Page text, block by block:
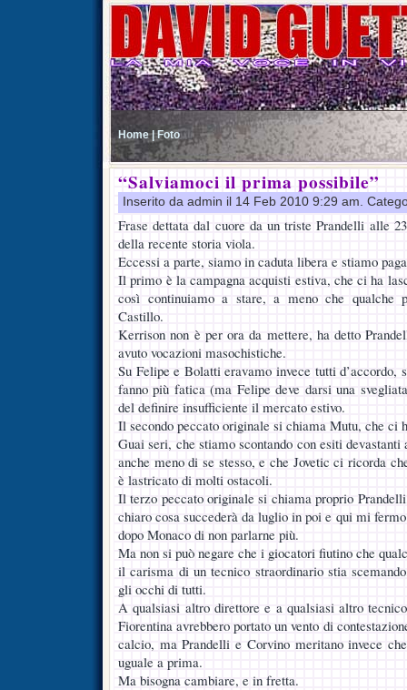
Home | Foto
“Salviamoci il prima possibile”
Inserito da admin il 14 Feb 2010 9:29 am.
Frase dettata dal cuore da un triste Prandelli alle
della recente storia viola.
Eccessi a parte, siamo in caduta libera e stiamo
Il primo è la campagna acquisti estiva, che ci ha
così continuiamo a stare, a meno che qualche
Castillo.
Kerrison non è per ora da mettere, ha detto
avuto vocazioni masochistiche.
Su Felipe e Bolatti eravamo invece tutti d’accordo,
fanno più fatica (ma Felipe deve darsi una
del definire insufficiente il mercato estivo.
Il secondo peccato originale si chiama Mutu, che ci
Guai seri, che stiamo scontando con esiti devastanti
anche meno di se stesso, e che Jovetic ci ricorda
è lastricato di molti ostacoli.
Il terzo peccato originale si chiama proprio
chiaro cosa succederà da luglio in poi e qui mi
dopo Monaco di non parlarne più.
Ma non si può negare che i giocatori fiutino che
il carisma di un tecnico straordinario stia
gli occhi di tutti.
A qualsiasi altro direttore e a qualsiasi altro
Fiorentina avrebbero portato un vento di
calcio, ma Prandelli e Corvino meritano invece
uguale a prima.
Ma bisogna cambiare, e in fretta.